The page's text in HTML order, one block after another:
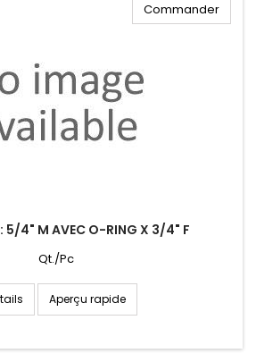
: 5/4" M AVEC O-RING X 3/4" F
Qt./Pc
Aperçu rapide
Commander